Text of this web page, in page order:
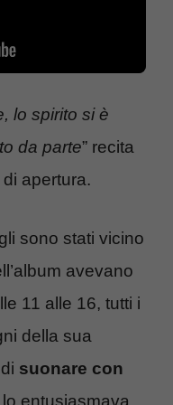
lo spirito si è
da parte” recita
di apertura.
sono stati vicino
avevano
11 alle 16, tutti i
della sua
suonare con
entusiasmava.